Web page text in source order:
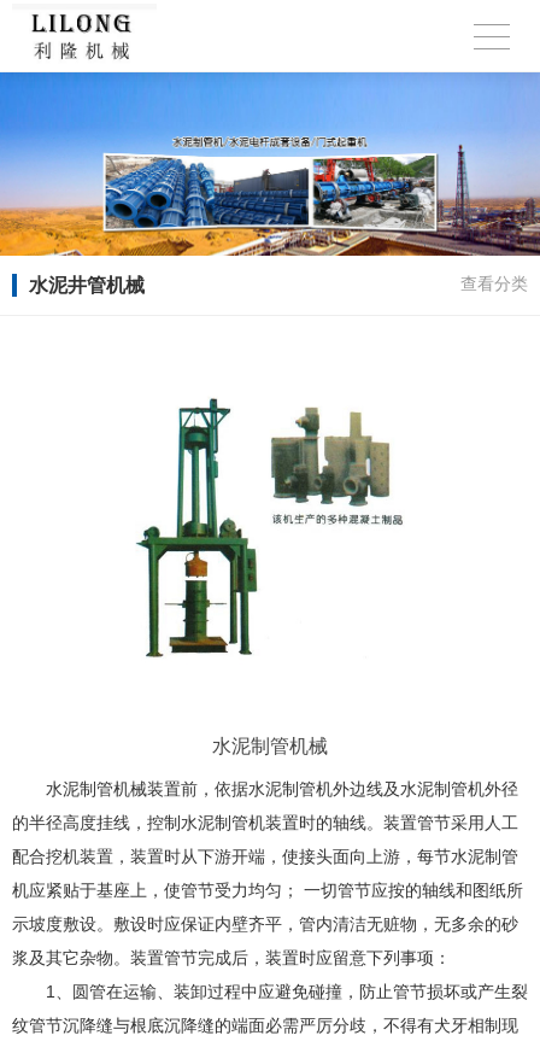
水泥井管机械 查看分类
水泥制管机械
水泥制管机械装置前，依据水泥制管机外边线及水泥制管机外径
的半径高度挂线，控制水泥制管机装置时的轴线。装置管节采用人工
配合挖机装置，装置时从下游开端，使接头面向上游，每节水泥制管
机应紧贴于基座上，使管节受力均匀； 一切管节应按的轴线和图纸所
示坡度敷设。敷设时应保证内壁齐平，管内清洁无赃物，无多余的砂
浆及其它杂物。装置管节完成后，装置时应留意下列事项：
1、圆管在运输、装卸过程中应避免碰撞，防止管节损坏或产生裂
纹管节沉降缝与根底沉降缝的端面必需严厉分歧，不得有犬牙相制现